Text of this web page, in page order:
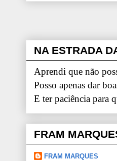
NA ESTRADA
Aprendi que não
Posso apenas dar
E ter paciência para
FRAM
FRAM MARQUES